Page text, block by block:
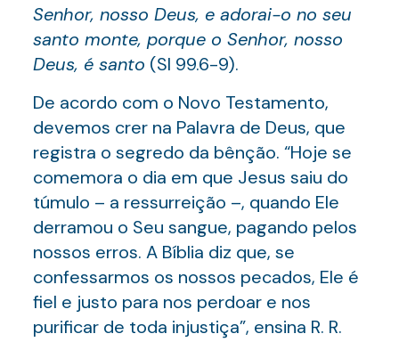
Senhor, nosso Deus, e adorai-o no seu
santo monte, porque o Senhor, nosso
Deus, é santo (Sl 99.6-9).
De acordo com o Novo Testamento,
devemos crer na Palavra de Deus, que
registra o segredo da bênção. “Hoje se
comemora o dia em que Jesus saiu do
túmulo – a ressurreição –, quando Ele
derramou o Seu sangue, pagando pelos
nossos erros. A Bíblia diz que, se
confessarmos os nossos pecados, Ele é
fiel e justo para nos perdoar e nos
purificar de toda injustiça”, ensina R. R.